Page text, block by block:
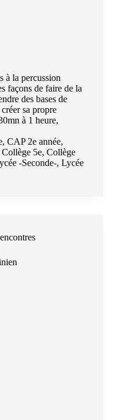
à la percussion
façons de faire de la
des bases de
sa propre
à 1 heure,
, CAP 2e année,
Collège 5e, Collège
-Seconde-, Lycée